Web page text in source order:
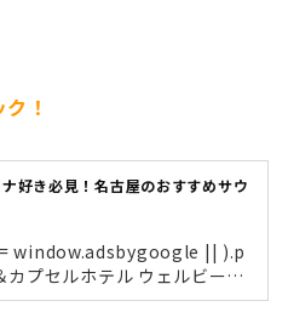
！
ナ好き必見！名古屋のおすすめサウ
window.adsbygoogle || ).p
プセルホテル ウェルビー名
サウナ＆カプセルホテル ウ